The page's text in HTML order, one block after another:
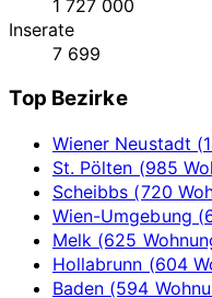
1 727 000
Inserate
7 699
Top Bezirke
Wiener Neustadt
St. Pölten (985
Scheibbs (720
Wien-Umgebung
Melk (625
Hollabrunn (604
Baden (594